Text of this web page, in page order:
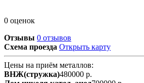
0 оценок
Отзывы 0 отзывов
Схема проезда Открыть карту
Цены на приём металлов:
ВНЖ(стружка)480000 р.